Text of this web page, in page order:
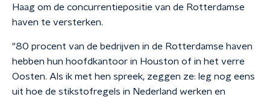
Haag om de concurrentiepositie van de Rotterdamse
haven te versterken.
"80 procent van de bedrijven in de Rotterdamse haven
hebben hun hoofdkantoor in Houston of in het verre
Oosten. Als ik met hen spreek, zeggen ze: leg nog eens
uit hoe de stikstofregels in Nederland werken en